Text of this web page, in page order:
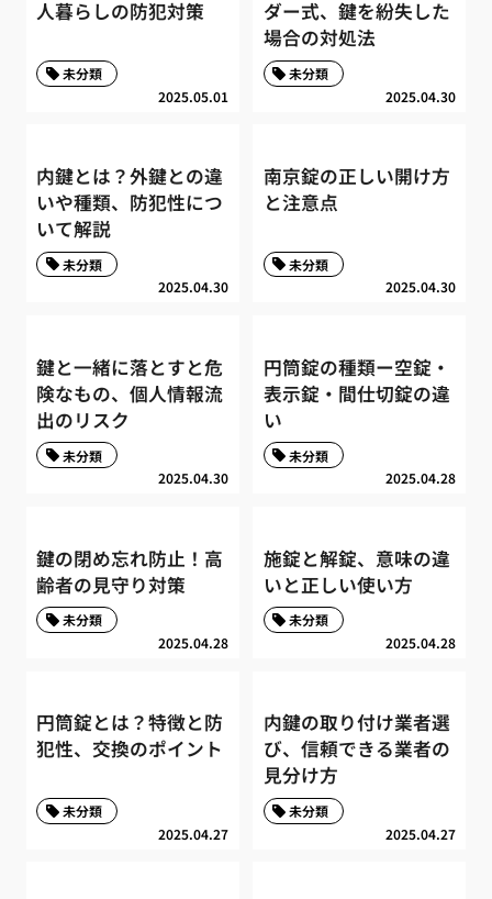
人暮らしの防犯対策
2025.05.01
未分類
ダー式、鍵を紛失した
場合の対処法
2025.04.30
未分類
内鍵とは？外鍵との違
いや種類、防犯性につ
いて解説
2025.04.30
未分類
南京錠の正しい開け方
と注意点
2025.04.30
未分類
鍵と一緒に落とすと危
険なもの、個人情報流
出のリスク
2025.04.30
未分類
円筒錠の種類ー空錠・
表示錠・間仕切錠の違
い
2025.04.28
未分類
鍵の閉め忘れ防止！高
齢者の見守り対策
2025.04.28
未分類
施錠と解錠、意味の違
いと正しい使い方
2025.04.28
未分類
円筒錠とは？特徴と防
犯性、交換のポイント
2025.04.27
未分類
内鍵の取り付け業者選
び、信頼できる業者の
見分け方
2025.04.27
未分類